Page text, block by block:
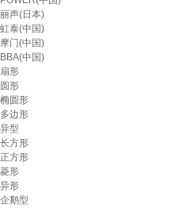
丽声(日本)
虹泰(中国)
摩门(中国)
BBA(中国)
扇形
圆形
椭圆形
多边形
异型
长方形
正方形
菱形
异形
企鹅型